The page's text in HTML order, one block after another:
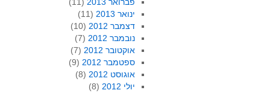
ינואר 2013
(11)
דצמבר 2012
(10)
נובמבר 2012
(7)
אוקטובר 2012
(7)
ספטמבר 2012
(9)
אוגוסט 2012
(8)
יולי 2012
(8)